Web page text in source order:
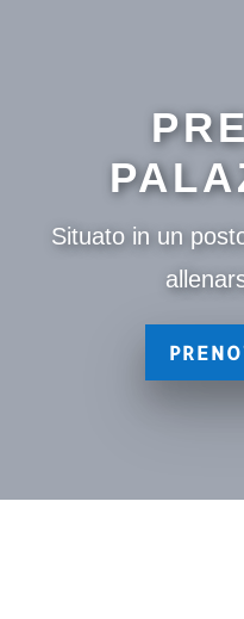
Situato in un